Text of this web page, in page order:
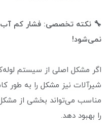
🔧 نکته تخصصی: فشار کم
نمی‌شود!
اگر مشکل اصلی از سیستم
شیرآلات نیز مشکل را به طور
مناسب می‌تواند بخشی از
را بهبود دهد.